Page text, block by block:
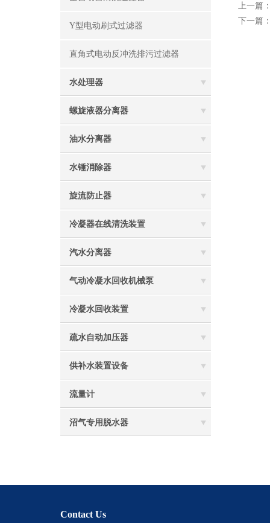
Y型电动刷式过滤器
直角式电动反冲洗排污过滤器
水处理器
螺旋液器分离器
油水分离器
水锤消除器
旋流防止器
冷凝器在线清洗装置
汽水分离器
气动冷凝水回收机械泵
冷凝水回收装置
疏水自动加压器
供补水装置设备
流量计
沼气专用脱水器
上一篇
下一篇
Contact Us